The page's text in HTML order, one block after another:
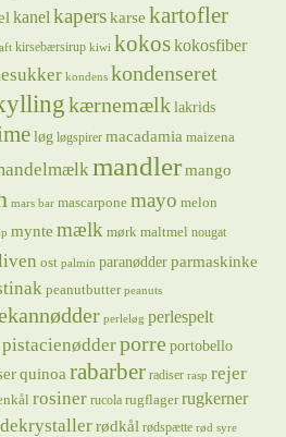
kanelkaperskarse kartofler
kirsebærsirup kiwi kokoskokosfiber
kondens kondenseret
kærnemælk lakrids
løg løgspirer macadamia maizena
mandler mango
mars bar mascarpone mayo melon
mynte mælk mørk maltmel nougat
ost palmin paranødder parmaskinke
peanutbutter peanuts
perleløg perlespelt
pistacienødderporre portobello
quinoa rabarber radiser rasp rejer
rosiner rucola rugflager rugkerner
rødkål rødspætte rød syre